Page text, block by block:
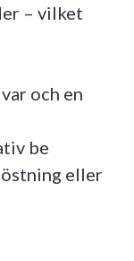
– vilket
och en
be
eller